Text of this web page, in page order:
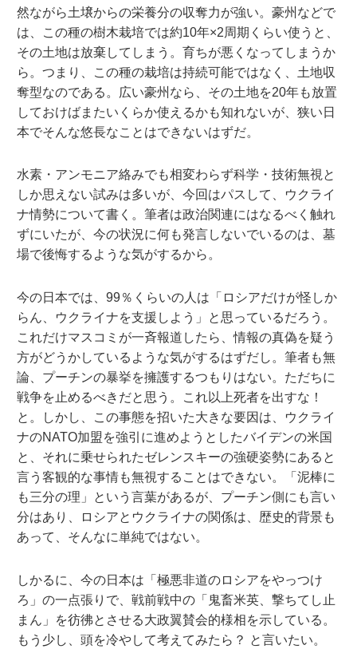
然ながら土壌からの栄養分の収奪力が強い。豪州などで
は、この種の樹木栽培では約10年×2周期くらい使うと、
その土地は放棄してしまう。育ちが悪くなってしまうか
ら。つまり、この種の栽培は持続可能ではなく、土地収
奪型なのである。広い豪州なら、その土地を20年も放置
しておけばまたいくらか使えるかも知れないが、狭い日
本でそんな悠長なことはできないはずだ。
水素・アンモニア絡みでも相変わらず科学・技術無視と
しか思えない試みは多いが、今回はパスして、ウクライ
ナ情勢について書く。筆者は政治関連にはなるべく触れ
ずにいたが、今の状況に何も発言しないでいるのは、墓
場で後悔するような気がするから。
今の日本では、99％くらいの人は「ロシアだけが怪しか
らん、ウクライナを支援しよう」と思っているだろう。
これだけマスコミが一斉報道したら、情報の真偽を疑う
方がどうかしているような気がするはずだし。筆者も無
論、プーチンの暴挙を擁護するつもりはない。ただちに
戦争を止めるべきだと思う。これ以上死者を出すな！
と。しかし、この事態を招いた大きな要因は、ウクライ
ナのNATO加盟を強引に進めようとしたバイデンの米国
と、それに乗せられたゼレンスキーの強硬姿勢にあると
言う客観的な事情も無視することはできない。「泥棒に
も三分の理」という言葉があるが、プーチン側にも言い
分はあり、ロシアとウクライナの関係は、歴史的背景も
あって、そんなに単純ではない。
しかるに、今の日本は「極悪非道のロシアをやっつけ
ろ」の一点張りで、戦前戦中の「鬼畜米英、撃ちてし止
まん」を彷彿とさせる大政翼賛会的様相を示している。
もう少し、頭を冷やして考えてみたら？ と言いたい。